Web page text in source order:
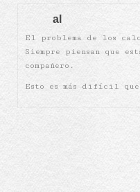
al
El problema de los
Siempre piensan que
compañero.
Esto es más difícil que